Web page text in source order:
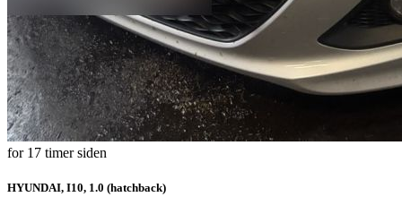
for 17 timer siden
HYUNDAI, I10, 1.0 (hatchback)